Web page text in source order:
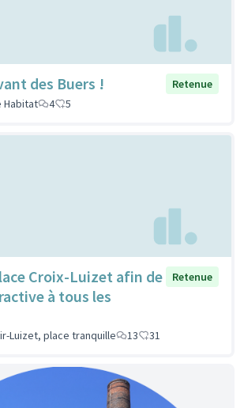
des Buers !
Retenue
Habitat
4 5
Croix-Luizet afin de
à tous les
Retenue
Luizet, place tranquille 13 31